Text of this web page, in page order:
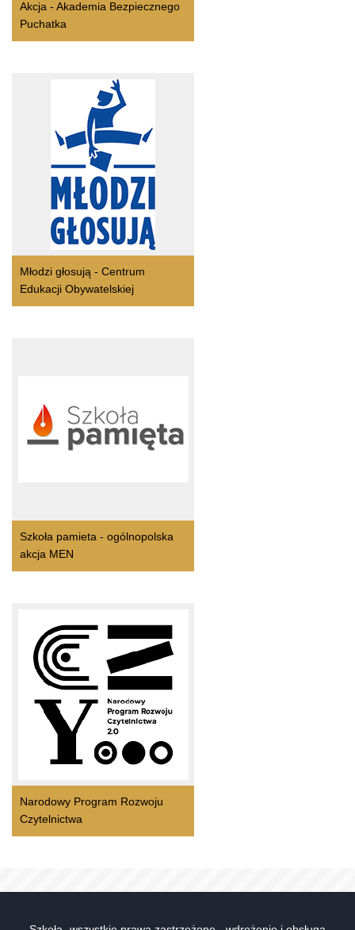
Akcja - Akademia Bezpiecznego
Puchatka
Młodzi głosują - Centrum
Edukacji Obywatelskiej
Szkoła pamieta - ogólnopolska
akcja MEN
Narodowy Program Rozwoju
Czytelnictwa